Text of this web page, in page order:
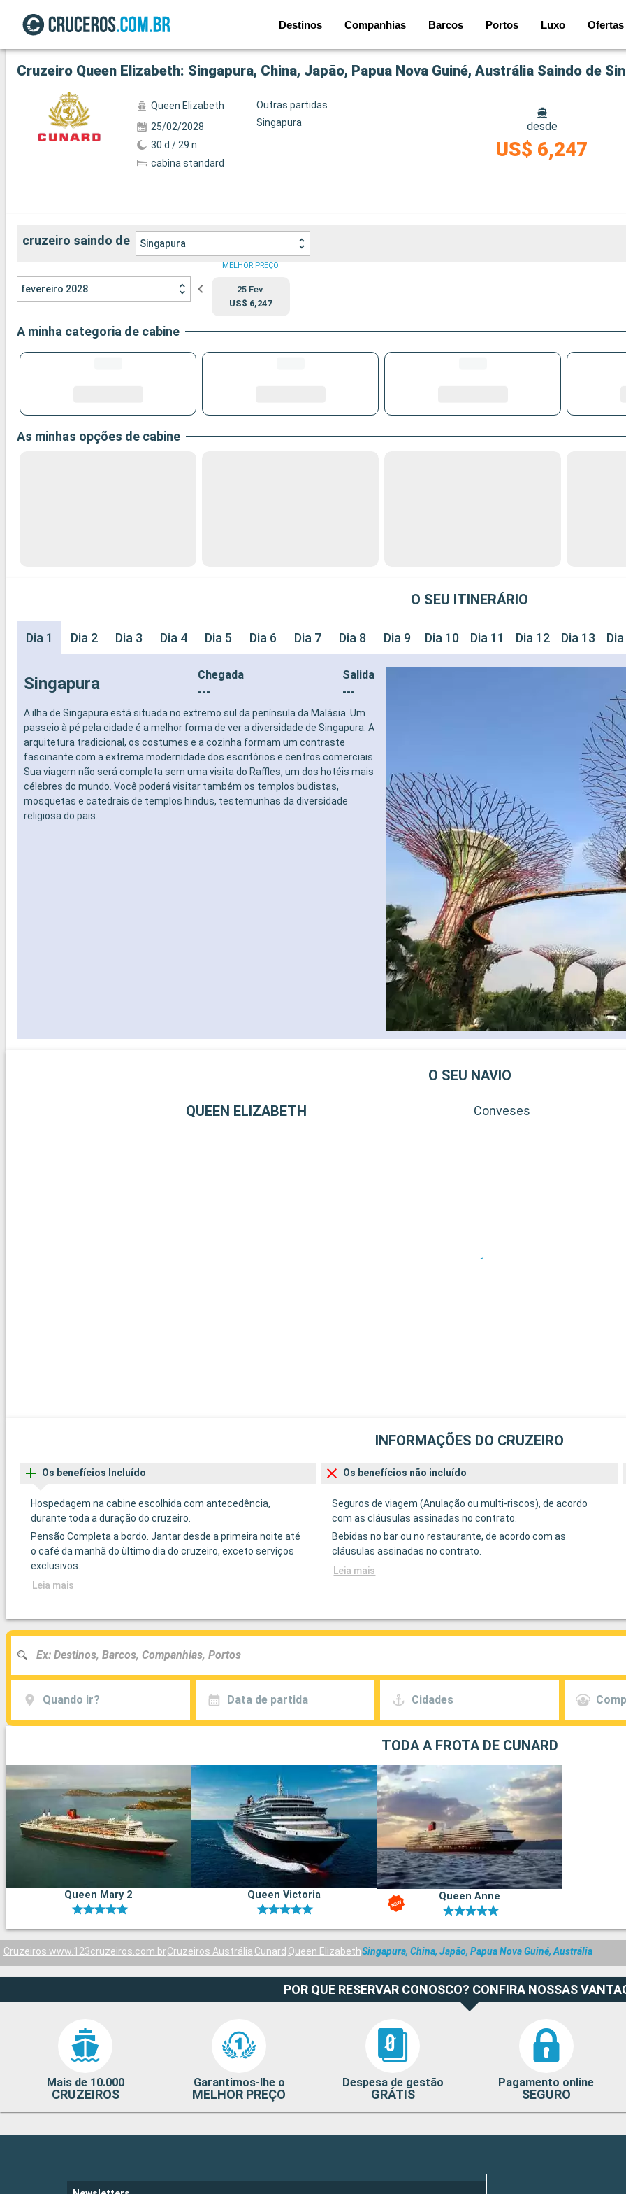
Destinos Companhias Barcos Portos Luxo Ofertas
Ver a 72 fotos
Cruzeiro Queen Elizabeth: Singapura, China, Japão, Papua Nova Guiné, Austrália Saindo de
Queen Elizabeth
25/02/2028
30 d / 29 n
cabina standard
Outras partidas
Singapura
desde
US$ 6,247
cruzeiro saindo de Singapura
fevereiro 2028
MELHOR PREÇO
25 Fev.
US$ 6,247
A minha categoria de cabine
As minhas opções de cabine
O SEU ITINERÁRIO
Dia 1 Dia 2 Dia 3 Dia 4 Dia 5 Dia 6 Dia 7 Dia 8 Dia 9 Dia 10 Dia 11 Dia 12 Dia 13
Singapura
Chegada
---
Salida
---
A ilha de Singapura está situada no extremo sul da península da Malásia. Um
passeio à pé pela cidade é a melhor forma de ver a diversidade de Singapura. A
arquitetura tradicional, os costumes e a cozinha formam um contraste
fascinante com a extrema modernidade dos escritórios e centros comerciais.
Sua viagem não será completa sem uma visita do Raffles, um dos hotéis mais
célebres do mundo. Você poderá visitar também os templos budistas,
mosquetas e catedrais de templos hindus, testemunhas da diversidade
religiosa do pais.
O SEU NAVIO
QUEEN ELIZABETH Conveses
INFORMAÇÕES DO CRUZEIRO
Os benefícios Incluído
Hospedagem na cabine escolhida com antecedência,
durante toda a duração do cruzeiro.
Pensão Completa a bordo. Jantar desde a primeira noite até
o café da manhã do ùltimo dia do cruzeiro, exceto serviços
exclusivos.
Leia mais
Os benefícios não incluído
Seguros de viagem (Anulação ou multi-riscos), de acordo
com as cláusulas assinadas no contrato.
Bebidas no bar ou no restaurante, de acordo com as
cláusulas assinadas no contrato.
Leia mais
Quando ir? Data de partida Cidades
TODA A FROTA DE CUNARD
Queen Mary 2 Queen Victoria Queen Anne
Cruzeiros www.123cruzeiros.com.brCruzeiros Austrália Cunard Queen ElizabethSingapura, China, Japão, Papua Nova Guiné, Austrália
POR QUE RESERVAR CONOSCO? CONFIRA NOSSAS
Mais de 10.000
CRUZEIROS
Garantimos-lhe o
MELHOR PREÇO
Despesa de gestão
GRÁTIS
Pagamento online
SEGURO